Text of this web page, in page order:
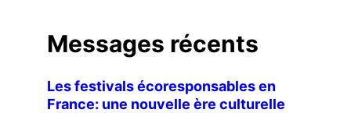
Messages récents
Les festivals écoresponsables en
France: une nouvelle ère culturelle